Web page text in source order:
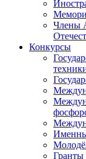
Члены
Конкурсы
Гранты